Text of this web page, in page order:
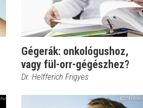
Gégerák: onkológushoz,
vagy fül-orr-gégészhez?
Dr. Helfferich Frigyes